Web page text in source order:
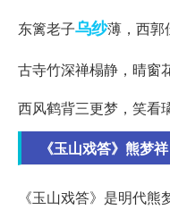
东篱老子乌纱薄，西郭
古寺竹深禅榻静，晴窗
西风鹤背三更梦，笑看
《玉山戏答》熊梦
《玉山戏答》是明代